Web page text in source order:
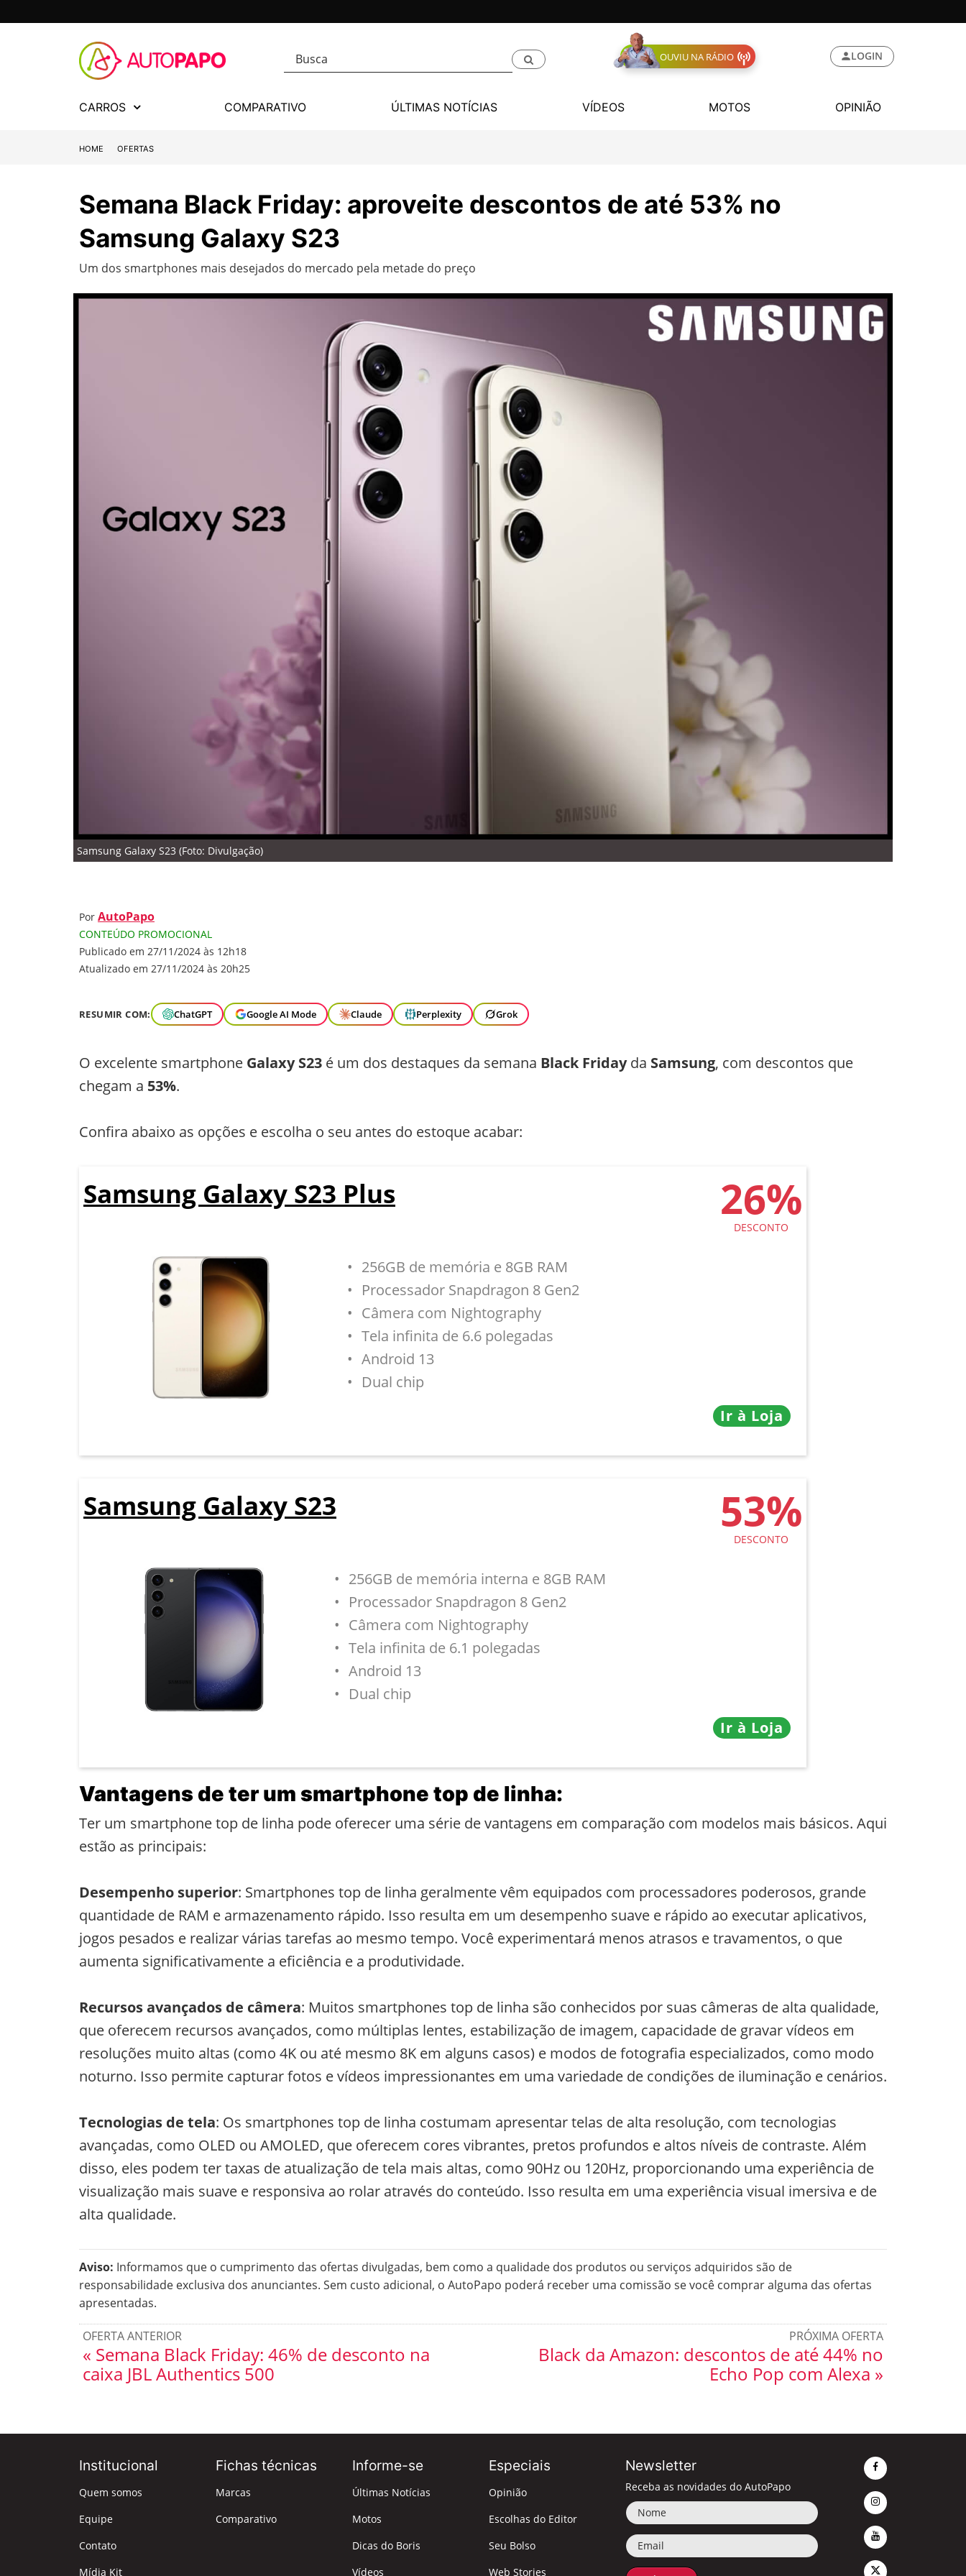
OUVIU NA RÁDIO LOGIN
CARROS COMPARATIVO ÚLTIMAS NOTÍCIAS VÍDEOS MOTOS OPINIÃO
HOME OFERTAS
Semana Black Friday: aproveite descontos de até 53% no
Samsung Galaxy S23
Um dos smartphones mais desejados do mercado pela metade do preço
Samsung Galaxy S23 (Foto: Divulgação)
Por AutoPapo
CONTEÚDO PROMOCIONAL
Publicado em 27/11/2024 às 12h18
Atualizado em 27/11/2024 às 20h25
RESUMIR COM: ChatGPT Google AI Mode Claude Perplexity Grok
O excelente smartphone Galaxy S23 é um dos destaques da semana Black Fridayda Samsung, com descontos que
chegam a 53%.
Confira abaixo as opções e escolha o seu antes do estoque acabar:
Samsung Galaxy S23 Plus 26%
DESCONTO
256GB de memória e 8GB RAM
Processador Snapdragon 8 Gen2
Câmera com Nightography
Tela infinita de 6.6 polegadas
Android 13
Dual chip
Ir à Loja
Samsung Galaxy S23 53%
DESCONTO
256GB de memória interna e 8GB RAM
Processador Snapdragon 8 Gen2
Câmera com Nightography
Tela infinita de 6.1 polegadas
Android 13
Dual chip
Ir à Loja
Vantagens de ter um smartphone top de linha:
Ter um smartphone top de linha pode oferecer uma série de vantagens em comparação com modelos mais básicos. Aqui
estão as principais:
Desempenho superior: Smartphones top de linha geralmente vêm equipados com processadores poderosos, grande
quantidade de RAM e armazenamento rápido. Isso resulta em um desempenho suave e rápido ao executar aplicativos,
jogos pesados e realizar várias tarefas ao mesmo tempo. Você experimentará menos atrasos e travamentos, o que
aumenta significativamente a eficiência e a produtividade.
Recursos avançados de câmera: Muitos smartphones top de linha são conhecidos por suas câmeras de alta qualidade,
que oferecem recursos avançados, como múltiplas lentes, estabilização de imagem, capacidade de gravar vídeos em
resoluções muito altas (como 4K ou até mesmo 8K em alguns casos) e modos de fotografia especializados, como modo
noturno. Isso permite capturar fotos e vídeos impressionantes em uma variedade de condições de iluminação e cenários.
Tecnologias de tela: Os smartphones top de linha costumam apresentar telas de alta resolução, com tecnologias
avançadas, como OLED ou AMOLED, que oferecem cores vibrantes, pretos profundos e altos níveis de contraste. Além
disso, eles podem ter taxas de atualização de tela mais altas, como 90Hz ou 120Hz, proporcionando uma experiência de
visualização mais suave e responsiva ao rolar através do conteúdo. Isso resulta em uma experiência visual imersiva e de
alta qualidade.
Aviso: Informamos que o cumprimento das ofertas divulgadas, bem como a qualidade dos produtos ou serviços adquiridos são de
responsabilidade exclusiva dos anunciantes. Sem custo adicional, o AutoPapo poderá receber uma comissão se você comprar alguma das ofertas
apresentadas.
PRÓXIMA OFERTA
Black da Amazon: descontos de até 44% no
Echo Pop com Alexa »
OFERTA ANTERIOR
« Semana Black Friday: 46% de desconto na
caixa JBL Authentics 500
Institucional
Quem somos
Equipe
Contato
Mídia Kit
Fichas técnicas
Marcas
Comparativo
Informe-se
Últimas Notícias
Motos
Dicas do Boris
Vídeos
Especiais
Opinião
Escolhas do Editor
Seu Bolso
Web Stories
Newsletter
Receba as novidades do AutoPapo
Nome
Email